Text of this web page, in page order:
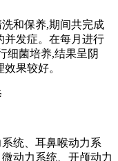
和保养,期间共完成
并发症。在每月进行
细菌培养,结果呈阴
果较好。
统、耳鼻喉动力系
动力系统、开颅动力